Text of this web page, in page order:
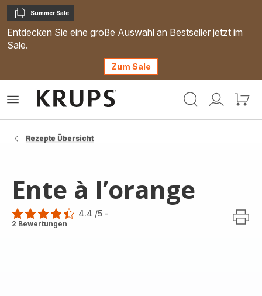
Kopieren
Summer Sale
Entdecken Sie eine große Auswahl an Bestseller jetzt im
Sale.
Zum Sale
Mein
Mein
Das
Rezepte Übersicht
Ente à l’orange
ratings.4.4
4.4 /5 -
2 Bewertungen